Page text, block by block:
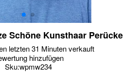
Schöne Kunsthaar Perücke
letzten 31 Minuten verkauft
hinzufügen
Sku:wpmw234